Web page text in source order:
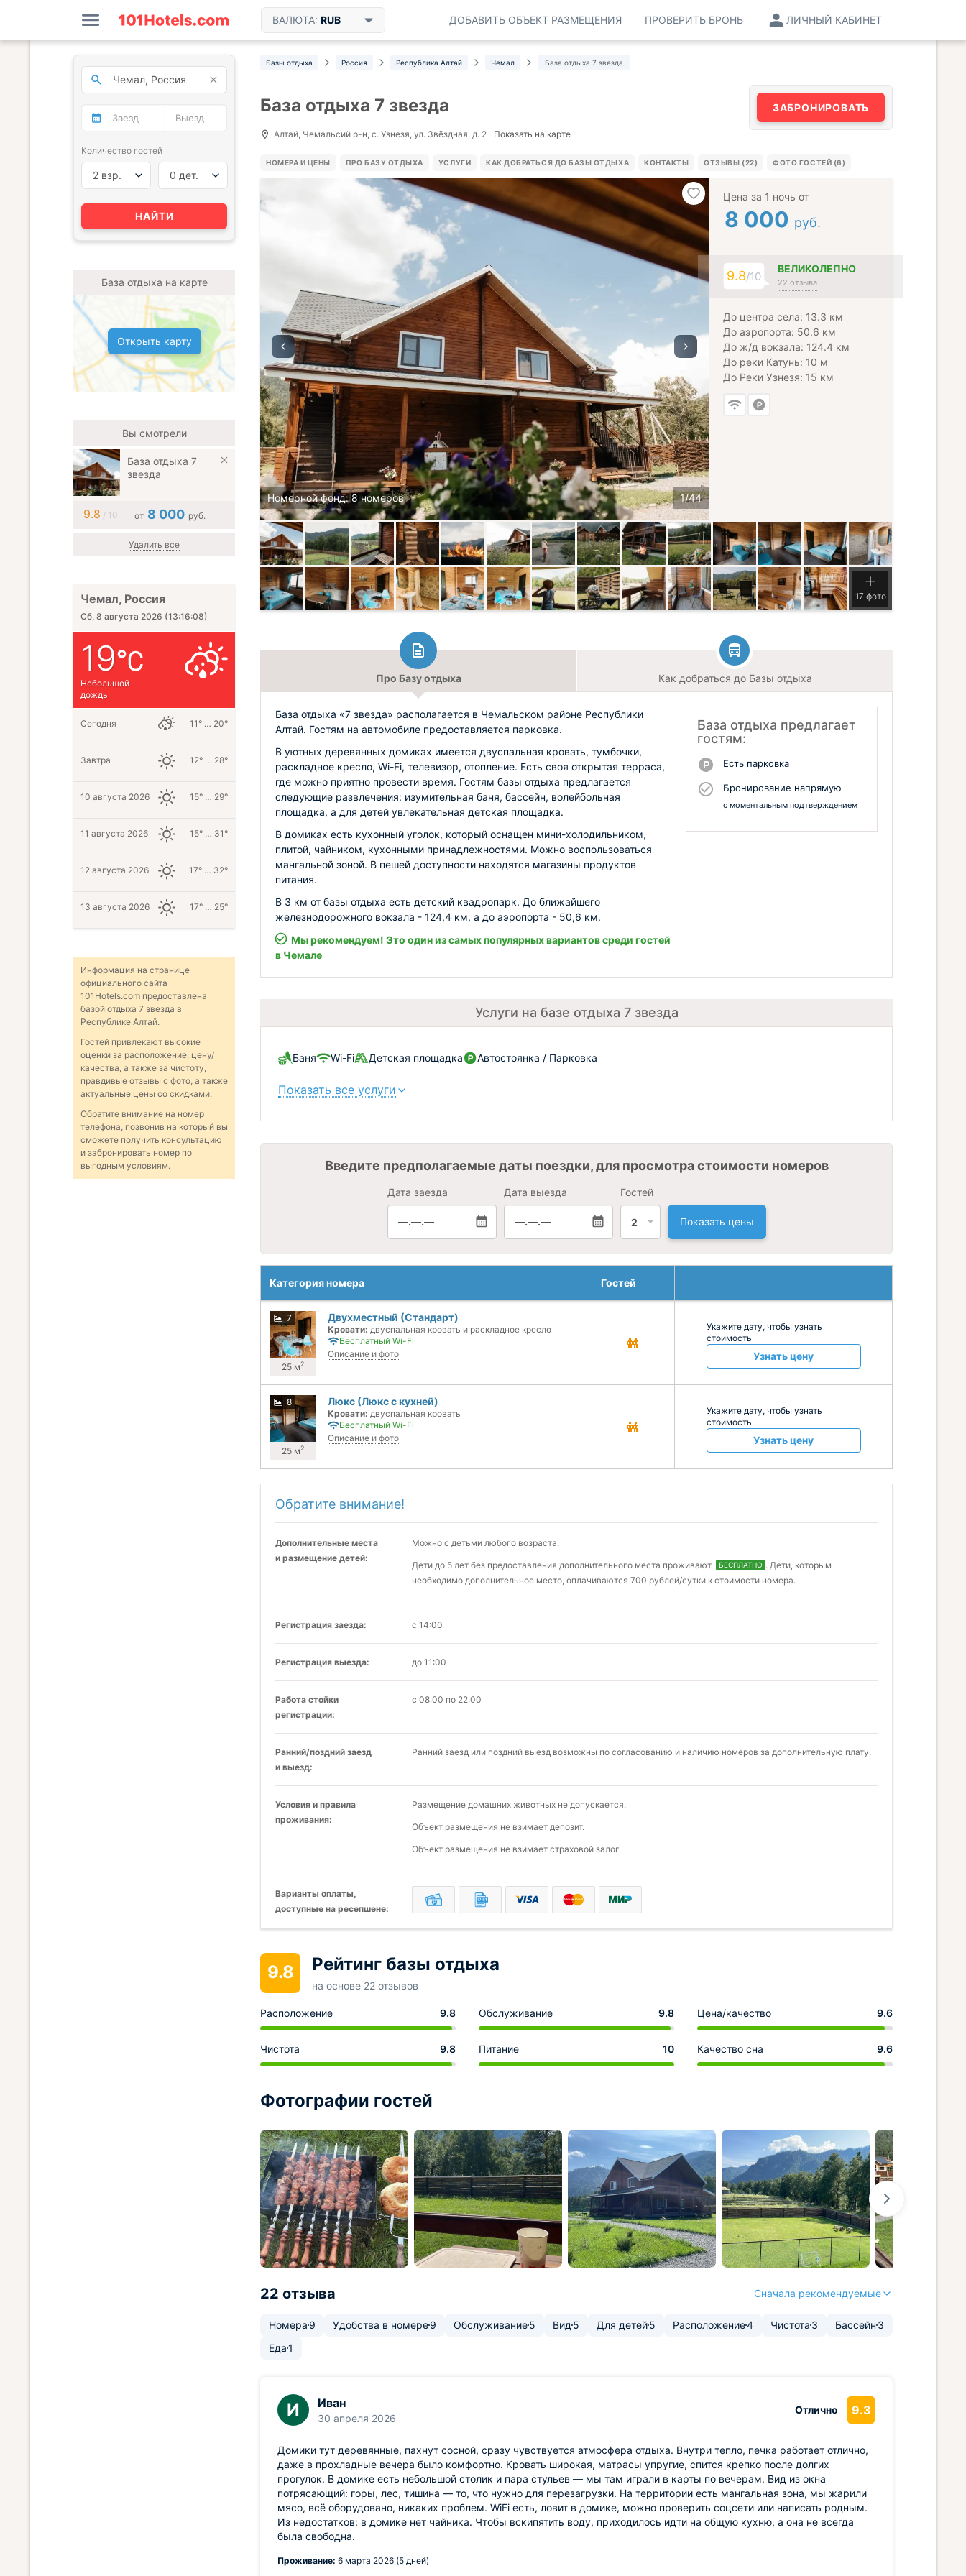
ВАЛЮТА: RUB ЛИЧНЫЙ КАБИНЕТ
ПРОВЕРИТЬ БРОНЬ
ДОБАВИТЬ ОБЪЕКТ РАЗМЕЩЕНИЯ
Базы отдыха Россия Республика Алтай Чемал База отдыха 7 звезда
База отдыха 7 звезда
Алтай, Чемальсий р-н, с. Узнезя, ул. Звёздная, д. 2 Показать на карте
ЗАБРОНИРОВАТЬ
НОМЕРА И ЦЕНЫ ПРО БАЗУ ОТДЫХА УСЛУГИ КАК ДОБРАТЬСЯ ДО БАЗЫ ОТДЫХА КОНТАКТЫ ОТЗЫВЫ (22) ФОТО ГОСТЕЙ (6)
Номерной фонд: 8 номеров
Цена за 1 ночь от
8 000 руб.
9.8/10
ВЕЛИКОЛЕПНО
22 отзыва
До центра села: 13.3 км
До аэропорта: 50.6 км
До ж/д вокзала: 124.4 км
До реки Катунь: 10 м
До Реки Узнезя: 15 км
17 фото
Про Базу отдыха Как добраться до Базы отдыха
База отдыха предлагает
гостям:
Есть парковка
Бронирование напрямую
с моментальным подтверждением
База отдыха «7 звезда» располагается в Чемальском районе Республики
Алтай. Гостям на автомобиле предоставляется парковка.
В уютных деревянных домиках имеется двуспальная кровать, тумбочки,
раскладное кресло, Wi-Fi, телевизор, отопление. Есть своя открытая терраса,
где можно приятно провести время. Гостям базы отдыха предлагается
следующие развлечения: изумительная баня, бассейн, волейбольная
площадка, а для детей увлекательная детская площадка.
В домиках есть кухонный уголок, который оснащен мини-холодильником,
плитой, чайником, кухонными принадлежностями. Можно воспользоваться
мангальной зоной. В пешей доступности находятся магазины продуктов
питания.
В 3 км от базы отдыха есть детский квадропарк. До ближайшего
железнодорожного вокзала - 124,4 км, а до аэропорта - 50,6 км.
Мы рекомендуем! Это один из самых популярных вариантов среди гостей
в Чемале
Услуги на базе отдыха 7 звезда
Баня Wi-Fi Детская площадка Автостоянка / Парковка
Показать все услуги
Введите предполагаемые даты поездки, для просмотра стоимости номеров
Дата заезда
—.—.—
Дата выезда
—.—.—
Гостей
2 Показать цены
Категория номера Гостей
7
25 м2
Двухместный (Стандарт)
Кровати: двуспальная кровать и раскладное кресло
Бесплатный Wi-Fi
Описание и фото
Укажите дату, чтобы узнать
стоимость
Узнать цену
8
25 м2
Люкс (Люкс с кухней)
Кровати: двуспальная кровать
Бесплатный Wi-Fi
Описание и фото
Укажите дату, чтобы узнать
стоимость
Узнать цену
Обратите внимание!
Дополнительные места
и размещение детей:
Можно с детьми любого возраста.
Дети до 5 лет без предоставления дополнительного места проживают БЕСПЛАТНО . Дети, которым
необходимо дополнительное место, оплачиваются 700 рублей/сутки к стоимости номера.
Регистрация заезда: с 14:00
Регистрация выезда: до 11:00
Работа стойки
регистрации:
с 08:00 по 22:00
Ранний/поздний заезд
и выезд:
Ранний заезд или поздний выезд возможны по согласованию и наличию номеров за дополнительную плату.
Условия и правила
проживания:
Размещение домашних животных не допускается.
Объект размещения не взимает депозит.
Объект размещения не взимает страховой залог.
Варианты оплаты,
доступные на ресепшене:
9.8 Рейтинг базы отдыха
на основе 22 отзывов
Расположение 9.8 Обслуживание 9.8 Цена/качество 9.6
Чистота 9.8 Питание 10 Качество сна 9.6
Фотографии гостей
22 отзыва Сначала рекомендуемые
Номера 9 Удобства в номере9 Обслуживание5 Вид 5 Для детей5 Расположение4 Чистота 3 Бассейн 3
Еда1
И Иван
30 апреля 2026
Отлично 9.3
Домики тут деревянные, пахнут сосной, сразу чувствуется атмосфера отдыха. Внутри тепло, печка работает отлично,
даже в прохладные вечера было комфортно. Кровать широкая, матрасы упругие, спится крепко после долгих
прогулок. В домике есть небольшой столик и пара стульев — мы там играли в карты по вечерам. Вид из окна
потрясающий: горы, лес, тишина — то, что нужно для перезагрузки. На территории есть мангальная зона, мы жарили
мясо, всё оборудовано, никаких проблем. WiFi есть, ловит в домике, можно проверить соцсети или написать родным.
Из недостатков: в домике нет чайника. Чтобы вскипятить воду, приходилось идти на общую кухню, а она не всегда
была свободна.
Проживание: 6 марта 2026 (5 дней)
Количество гостей
2 взр. 0 дет.
НАЙТИ
База отдыха на карте
Открыть карту
Вы смотрели
База отдыха 7
звезда
9.8 / 10 от 8 000 руб.
Удалить все
Чемал, Россия
Сб, 8 августа 2026 (13:16:09)
19
Небольшой
дождь
Сегодня 11° … 20°
Завтра 12° … 28°
10 августа 2026 15° … 29°
11 августа 2026 15° … 31°
12 августа 2026 17° … 32°
13 августа 2026 17° … 25°
Информация на странице
официального сайта
101Hotels.com предоставлена
базой отдыха 7 звезда в
Республике Алтай.
Гостей привлекают высокие
оценки за расположение, цену/
качества, а также за чистоту,
правдивые отзывы с фото, а также
актуальные цены со скидками.
Обратите внимание на номер
телефона, позвонив на который вы
сможете получить консультацию
и забронировать номер по
выгодным условиям.